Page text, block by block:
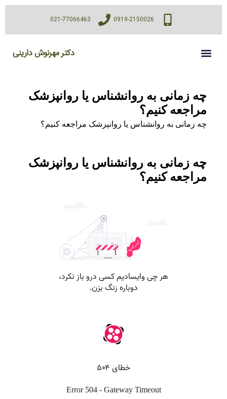
0919-2150026
021-77066463
دکتر مهرنوش دارینی
چه زمانی به روانشناس یا روانپزشک
مراجعه کنیم؟
چه زمانی به روانشناس یا روانپزشک مراجعه کنیم؟
چه زمانی به روانشناس یا روانپزشک
مراجعه کنیم؟